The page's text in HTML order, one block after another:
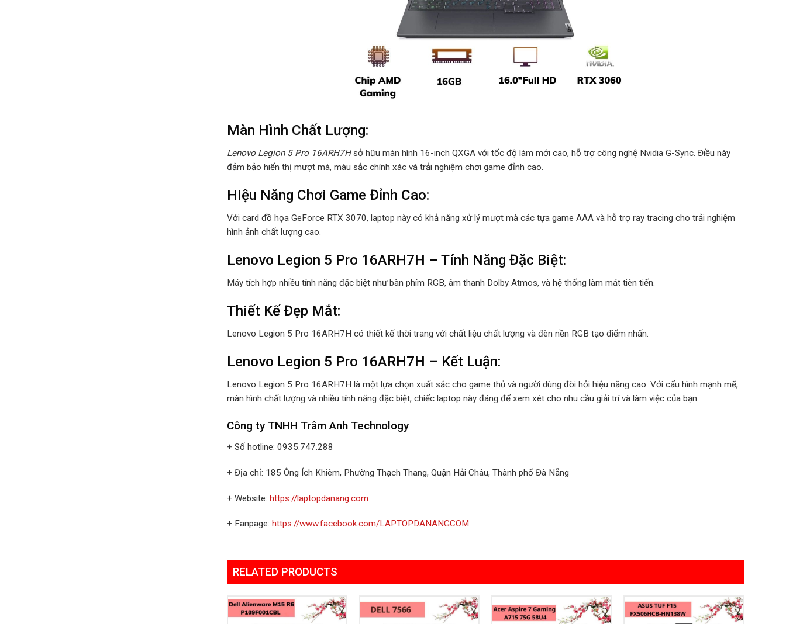
Màn Hình Chất Lượng:
Lenovo Legion 5 Pro 16ARH7Hsở hữu màn hình 16-inch QXGA với tốc độ làm mới cao, hỗ trợ công nghệ Nvidia G-Sync. Điều này
đảm bảo hiển thị mượt mà, màu sắc chính xác và trải nghiệm chơi game đỉnh cao.
Hiệu Năng Chơi Game Đỉnh Cao:
Với card đồ họa GeForce RTX 3070, laptop này có khả năng xử lý mượt mà các tựa game AAA và hỗ trợ ray tracing cho trải nghiệm
hình ảnh chất lượng cao.
Lenovo Legion 5 Pro 16ARH7H – Tính Năng Đặc Biệt:
Máy tích hợp nhiều tính năng đặc biệt như bàn phím RGB, âm thanh Dolby Atmos, và hệ thống làm mát tiên tiến.
Thiết Kế Đẹp Mắt:
Lenovo Legion 5 Pro 16ARH7H có thiết kế thời trang với chất liệu chất lượng và đèn nền RGB tạo điểm nhấn.
Lenovo Legion 5 Pro 16ARH7H – Kết Luận:
Lenovo Legion 5 Pro 16ARH7H là một lựa chọn xuất sắc cho game thủ và người dùng đòi hỏi hiệu năng cao. Với cấu hình mạnh mẽ,
màn hình chất lượng và nhiều tính năng đặc biệt, chiếc laptop này đáng để xem xét cho nhu cầu giải trí và làm việc của bạn.
Công ty TNHH Trâm Anh Technology
+ Số hotline: 0935.747.288
+ Địa chỉ: 185 Ông Ích Khiêm, Phường Thạch Thang, Quận Hải Châu, Thành phố Đà Nẵng
+ Website: https://laptopdanang.com
+ Fanpage: https://www.facebook.com/LAPTOPDANANGCOM
RELATED PRODUCTS